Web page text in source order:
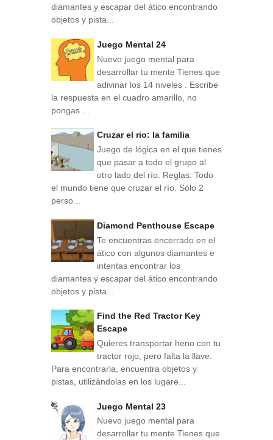
diamantes y escapar del ático encontrando
objetos y pista...
Juego Mental 24
Nuevo juego mental para
desarrollar tu mente Tienes que
adivinar los 14 niveles . Escribe
la respuesta en el cuadro amarillo, no
pongas ...
Cruzar el rio: la familia
Juego de lógica en el que tienes
que pasar a todo el grupo al
otro lado del río. Reglas: Todo
el mundo tiene que cruzar el río. Sólo 2
perso...
Diamond Penthouse Escape
Te encuentras encerrado en el
ático con algunos diamantes e
intentas encontrar los
diamantes y escapar del ático encontrando
objetos y pista...
Find the Red Tractor Key
Escape
Quieres transportar heno con tu
tractor rojo, pero falta la llave.
Para encontrarla, encuentra objetos y
pistas, utilizándolas en los lugare...
Juego Mental 23
Nuevo juego mental para
desarrollar tu mente Tienes que